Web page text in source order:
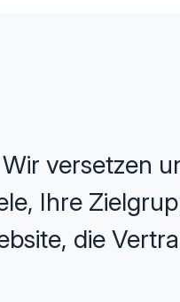
versetzen
Ihre
die